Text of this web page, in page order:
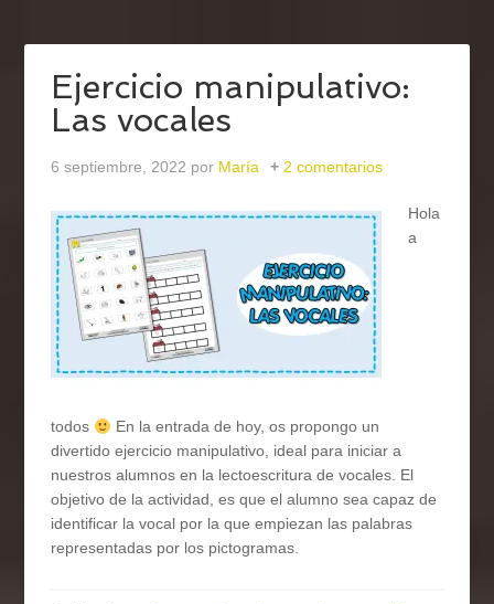
Ejercicio manipulativo:
Las vocales
6 septiembre, 2022 por María 2 comentarios
Hola
a
todos
En la entrada de hoy, os propongo un
divertido ejercicio manipulativo, ideal para iniciar a
nuestros alumnos en la lectoescritura de vocales. El
objetivo de la actividad, es que el alumno sea capaz de
identificar la vocal por la que empiezan las palabras
representadas por los pictogramas.